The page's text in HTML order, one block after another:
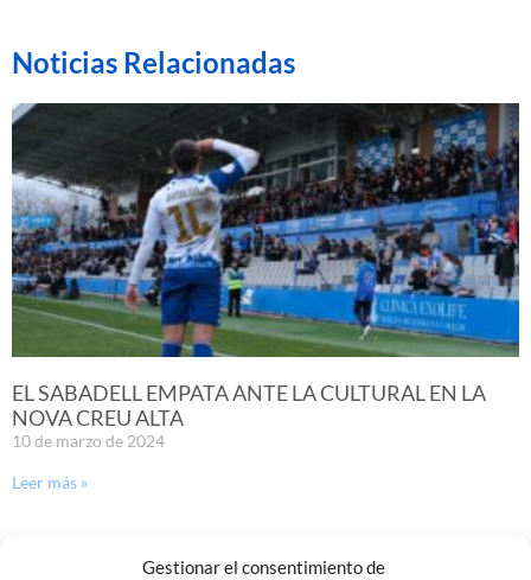
Gestionar el consentimiento de
Noticias Relacionadas
EL SABADELL EMPATA ANTE LA CULTURAL EN LA
NOVA CREU ALTA
10 de marzo de 2024
Leer más »